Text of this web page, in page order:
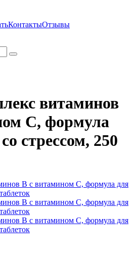
КонтактыОтзывы
витаминов
C, формула
стрессом, 250